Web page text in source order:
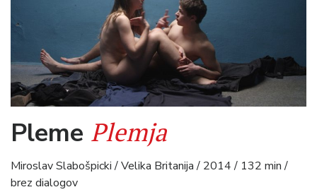
Pleme Plemja
Miroslav Slabošpicki / Velika Britanija / 2014 / 132 min /
brez dialogov